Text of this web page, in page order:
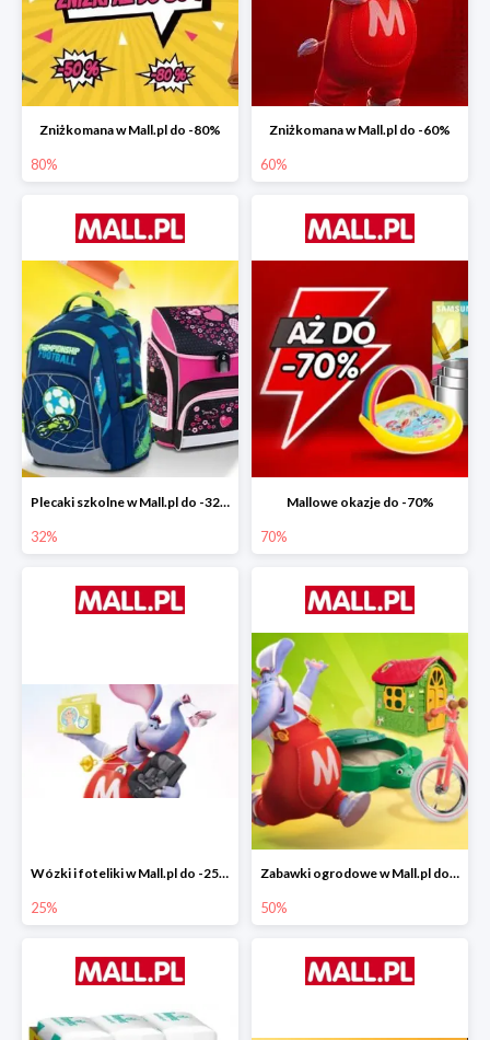
Zniżkomana w Mall.pl do -80%
80%
Zniżkomana w Mall.pl do -60%
60%
Plecaki szkolne w Mall.pl do -32%
32%
Mallowe okazje do -70%
70%
Wózki i foteliki w Mall.pl do -25%
25%
Zabawki ogrodowe w Mall.pl do -40%
50%